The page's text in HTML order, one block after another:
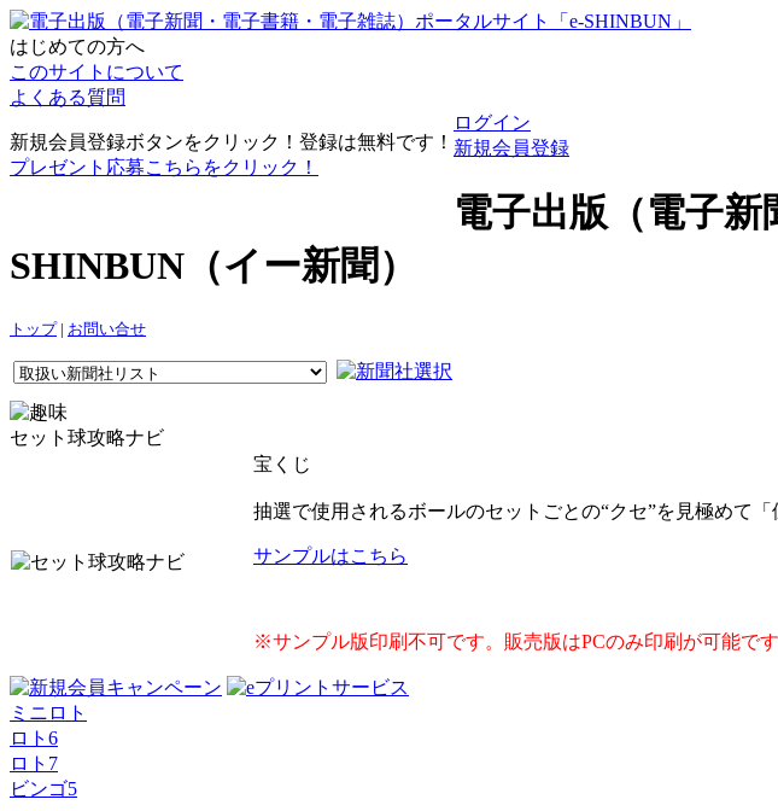
はじめての方へ
このサイトについて
よくある質問
新規会員登録ボタンをクリック！登録は無料です！
プレゼント応募こちらをクリック！
ログイン
新規会員登録
電子出版（電子
SHINBUN（イー新聞）
トップ| お問い合せ
セット球攻略ナビ
宝くじ
抽選で使用されるボールのセットごとの“クセ”を見極めて
サンプルはこちら
※サンプル版印刷不可です。販売版はPCのみ印刷が可能です
ミニロト
ロト6
ロト7
ビンゴ5